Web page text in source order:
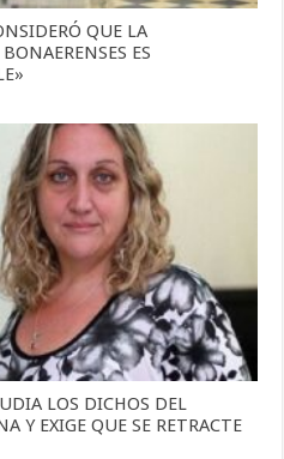
QUE LA
ES
LOS DICHOS DEL
Y EXIGE QUE SE RETRACTE